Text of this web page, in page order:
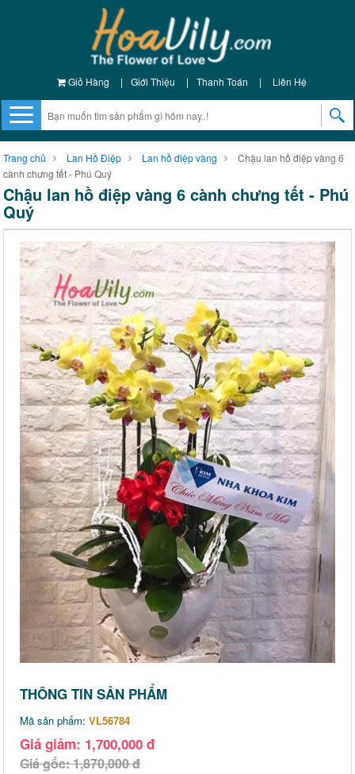
Giỏ Hàng | Giới Thiệu | Thanh Toán | Liên Hệ
Trang chủ Lan Hồ Điệp Lan hồ điệp vàng
Chậu lan hồ điệp vàng 6
cành chưng tết - Phú Quý
Chậu lan hồ điệp vàng 6 cành chưng tết - Phú
Quý
THÔNG TIN SẢN PHẨM
Mã sản phẩm: VL56784
Giá giảm: 1,700,000 đ
Giá gốc: 1,870,000 đ